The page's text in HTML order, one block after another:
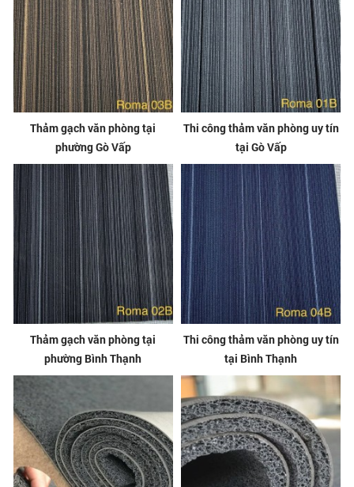
Thảm gạch văn phòng tại
phường Gò Vấp
Thi công thảm văn phòng uy tín
tại Gò Vấp
Thảm gạch văn phòng tại
phường Bình Thạnh
Thi công thảm văn phòng uy tín
tại Bình Thạnh